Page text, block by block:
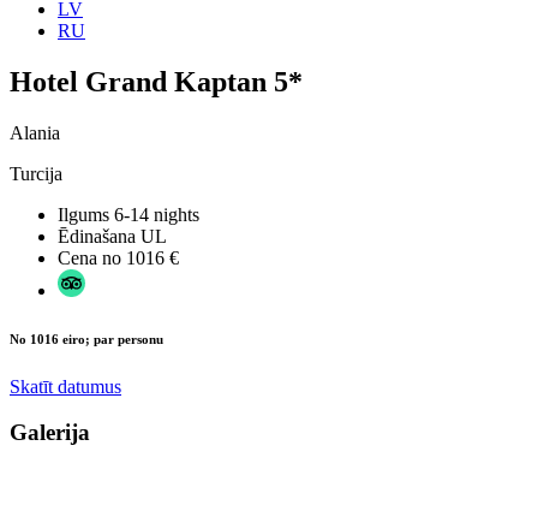
LV
RU
Hotel Grand Kaptan 5*
Alania
Turcija
Ilgums 6-14 nights
Ēdinašana UL
Cena no 1016 €
No 1016 eiro; par personu
Skatīt datumus
Galerija